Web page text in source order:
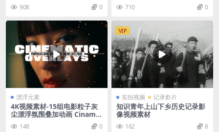
908 0 710 0
漂浮元素
4K视频素材-15组电影粒子灰
尘漂浮氛围叠加动画 Cinamat
ic Particles Dust Bokeh
148 0
VIP
实拍视频 记录影片
知识青年上山下乡历史记录影
像视频素材
162 8